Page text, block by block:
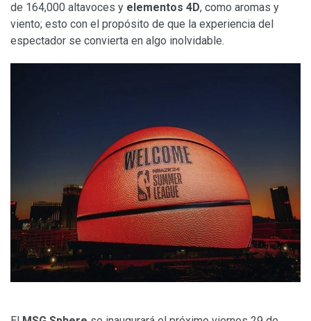
de 164,000 altavoces y elementos 4D, como aromas y
viento; esto con el propósito de que la experiencia del
espectador se convierta en algo inolvidable.